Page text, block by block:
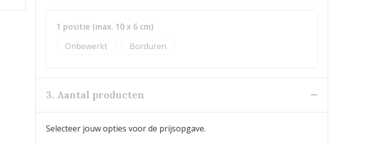
1 positie (max. 10 x 6 cm)
Onbewerkt
Borduren
3. Aantal producten
Selecteer jouw opties voor de prijsopgave.